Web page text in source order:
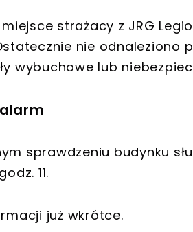
strażacy z JRG
nie odnaleziono
wybuchowe lub
sprawdzeniu budynku
11.
już wkrótce.